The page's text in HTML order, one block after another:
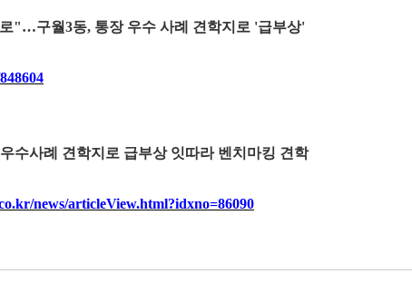
"…구월3동, 통장 우수 사례 견학지로 '급부상'
수사례 견학지로 급부상 잇따라 벤치마킹 견학
news/articleView.html?idxno=86090